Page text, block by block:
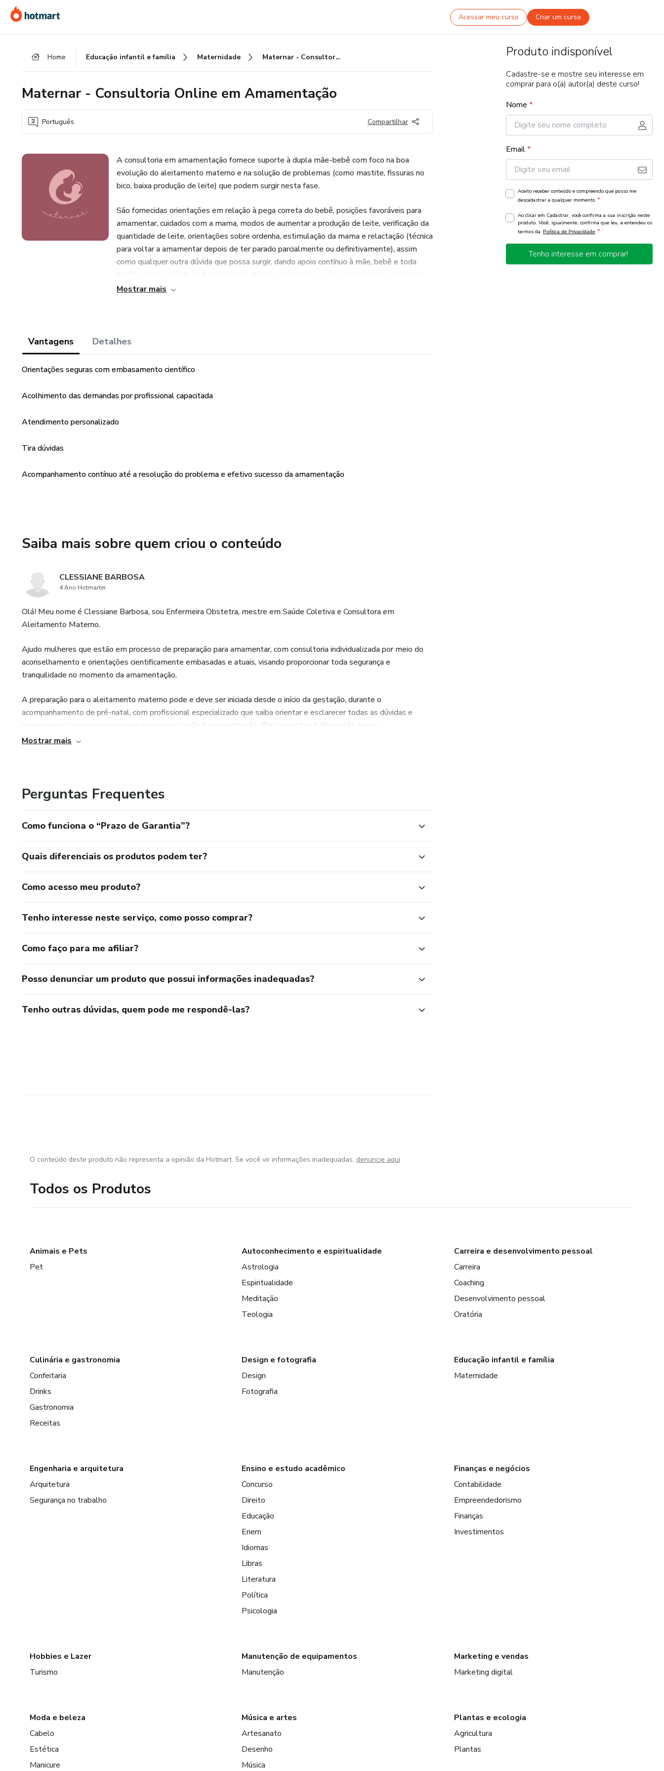
para
o
para
o
para
o
Acessar meu curso Criar um curso
Home Educação infantil e família Maternidade Maternar - Consultoria Online em Amamentação
Maternar - Consultoria Online em Amamentação
Português Compartilhar
A consultoria em amamentação fornece suporte à dupla mãe-bebê com foco na boa
evolução do aleitamento materno e na solução de problemas (como mastite, fissuras no
bico, baixa produção de leite) que podem surgir nesta fase.
São fornecidas orientações em relação à pega correta do bebê, posições favoráveis para
amamentar, cuidados com a mama, modos de aumentar a produção de leite, verificação da
quantidade de leite, orientações sobre ordenha, estimulação da mama e relactação (técnica
para voltar a amamentar depois de ter parado parcialmente ou definitivamente), assim
como qualquer outra dúvida que possa surgir, dando apoio contínuo à mãe, bebê e toda
família neste período de forma individualizada adequando-se às necessidades apontadas.
Mostrar mais
Vantagens Detalhes
Orientações seguras com embasamento científico
Acolhimento das demandas por profissional capacitada
Atendimento personalizado
Tira dúvidas
Acompanhamento contínuo até a resolução do problema e efetivo sucesso da amamentação
Saiba mais sobre quem criou o conteúdo
CLESSIANE BARBOSA
4 Ano Hotmarter
Olá! Meu nome é Clessiane Barbosa, sou Enfermeira Obstetra, mestre em Saúde Coletiva e Consultora em
Aleitamento Materno.
Ajudo mulheres que estão em processo de preparação para amamentar, com consultoria individualizada por meio do
aconselhamento e orientações cientificamente embasadas e atuais, visando proporcionar toda segurança e
tranquilidade no momento da amamentação.
A preparação para o aleitamento materno pode e deve ser iniciada desde o início da gestação, durante o
acompanhamento de pré-natal, com profissional especializado que saiba orientar e esclarecer todas as dúvidas e
inseguranças comuns que possam surgir em relação à amamentação. Por isso estou à disposição para o
acompanhamento e orientações desde a gestação e após o parto em qualquer momento da amamentação.
Mostrar mais
Perguntas Frequentes
Como funciona o “Prazo de Garantia”?
Quais diferenciais os produtos podem ter?
Como acesso meu produto?
Tenho interesse neste serviço, como posso comprar?
Como faço para me afiliar?
Posso denunciar um produto que possui informações inadequadas?
Tenho outras dúvidas, quem pode me respondê-las?
Produto indisponível
Cadastre-se e mostre seu interesse em
comprar para o(a) autor(a) deste curso!
Nome *
Email*
Aceito receber conteúdo e compreendo que posso me
descadastrar a qualquer momento. *
Ao clicar em Cadastrar, você confirma a sua inscrição neste
produto. Você, igualmente, confirma que leu, e entendeu os
termos da Política de Privacidade *
Tenho interesse em comprar!
O conteúdo deste produto não representa a opinião da Hotmart. Se você vir informações inadequadas, denuncie aqui
Todos os Produtos
Animais e Pets
Pet
Autoconhecimento e espiritualidade
Astrologia
Espiritualidade
Meditação
Teologia
Carreira e desenvolvimento pessoal
Carreira
Coaching
Desenvolvimento pessoal
Oratória
Culinária e gastronomia
Confeitaria
Drinks
Gastronomia
Receitas
Design e fotografia
Design
Fotografia
Educação infantil e família
Maternidade
Engenharia e arquitetura
Arquitetura
Segurança no trabalho
Ensino e estudo acadêmico
Concurso
Direito
Educação
Enem
Idiomas
Libras
Literatura
Política
Psicologia
Finanças e negócios
Contabilidade
Empreendedorismo
Finanças
Investimentos
Hobbies e Lazer
Turismo
Manutenção de equipamentos
Manutenção
Marketing e vendas
Marketing digital
Moda e beleza
Cabelo
Estética
Manicure
Música e artes
Artesanato
Desenho
Música
Plantas e ecologia
Agricultura
Plantas